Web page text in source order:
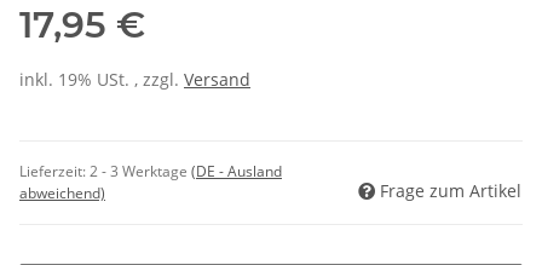
17,95 €
inkl. 19% USt. , zzgl. Versand
Lieferzeit:2 - 3 Werktage (DE - Ausland
abweichend)
Frage zum Artikel